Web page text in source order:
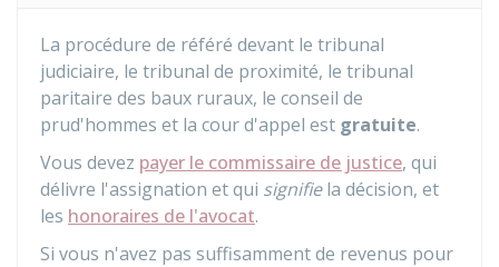
La procédure de référé devant le tribunal
judiciaire, le tribunal de proximité, le tribunal
paritaire des baux ruraux, le conseil de
prud'hommes et la cour d'appel est gratuite.
Vous devez payer le commissaire de justice, qui
délivre l'assignation et qui signifiela décision, et
les honoraires de l'avocat.
Si vous n'avez pas suffisamment de revenus pour